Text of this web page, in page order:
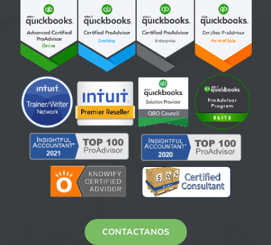
CONTACTANOS